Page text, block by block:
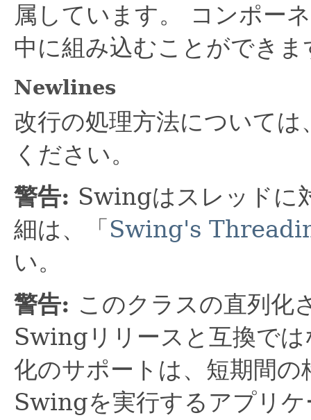
属しています。
コンポー
中に組み込むことができま
Newlines
改行の処理方法については
ください。
警告: Swingはスレッドに
細は、「 Swing's
い。
警告: このクラスの直列化
Swingリリースと互換で
化のサポートは、短期間
Swingを実行するアプリ